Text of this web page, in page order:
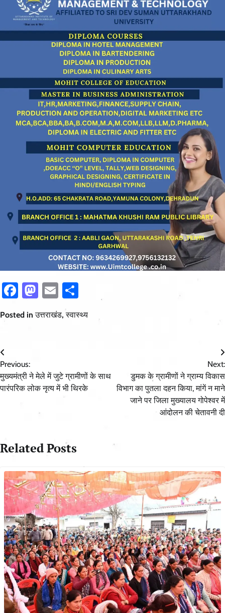
Facebook
Mastodon
Email
Posted inउत्तराखंड,स्वास्थ्य
Post
navigation
Previous:
मुख्यमंत्री ने मेले में जुटे ग्रामीणों के साथ
पारंपरिक लोक नृत्य में भी थिरके
Next:
डुमक के ग्रामीणों ने ग्राम्य विकास
विभाग का पुतला दहन किया, मांगें न माने
जाने पर जिला मुख्यालय गोपेश्वर में
आंदोलन की चेतावनी दी
Related Posts